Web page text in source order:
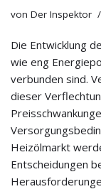
von Der Inspektor
Die Entwicklung
wie eng
verbunden sind.
dieser
Heizölmarkt
Entscheidungen